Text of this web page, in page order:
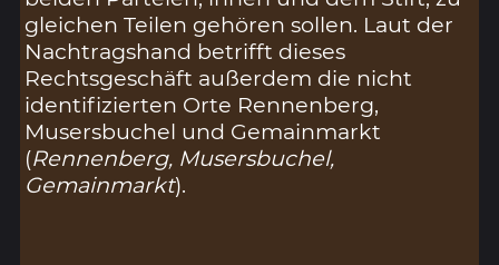
gleichen Teilen gehören sollen. Laut der
Nachtragshand betrifft dieses
Rechtsgeschäft außerdem die nicht
identifizierten Orte Rennenberg,
Musersbuchel und Gemainmarkt
(Rennenberg, Musersbuchel,
Gemainmarkt).